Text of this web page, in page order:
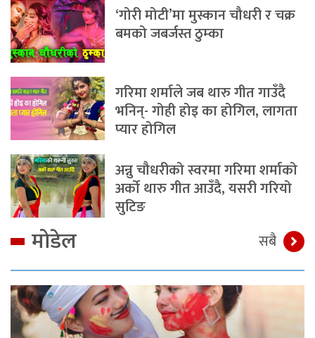
‘गोरी मोटी’मा मुस्कान चौधरी र चक्र
बमको जबर्जस्त ठुम्का
गरिमा शर्माले जब थारु गीत गाउँदै
भनिन्- गोही होइ का होगिल, लागता
प्यार होगिल
अन्नु चौधरीको स्वरमा गरिमा शर्माको
अर्को थारु गीत आउँदै, यसरी गरियो
सुटिङ
मोडेल सबै